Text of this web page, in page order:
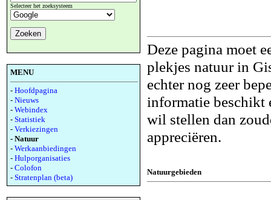
Selecteer het zoeksysteem
MENU
- Hoofdpagina
- Nieuws
- Webindex
- Statistiek
- Verkiezingen
- Natuur
- Werkaanbiedingen
- Hulporganisaties
- Colofon
- Stratenplan (beta)
Deze pagina moet
plekjes natuur in
echter nog zeer
informatie beschikt
wil stellen dan
appreciëren.
Natuurgebieden